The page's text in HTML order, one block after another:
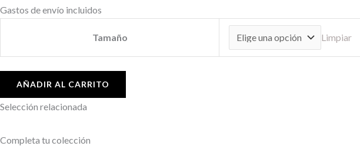
Gastos de envío incluidos
Tamaño Limpiar
AÑADIR AL CARRITO
Selección relacionada
Completa tu colección